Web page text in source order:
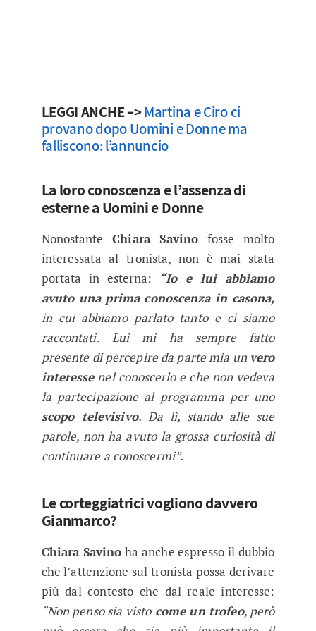
LEGGI ANCHE –>Martina e Ciro ci
provano dopo Uomini e Donne ma
falliscono: l’annuncio
La loro conoscenza e l’assenza di
esterne a Uomini e Donne
NonostanteChiara Savino fosse molto
interessata al tronista, non è mai stata
portata in esterna:
“Io e lui abbiamo
avuto una prima conoscenza in casona,
in cui abbiamo parlato tanto e ci siamo
raccontati. Lui mi ha sempre fatto
presente di percepire da parte mia un vero
interessenel conoscerlo e che non vedeva
la partecipazione al programma per uno
scopo televisivo. Da lì, stando alle sue
parole, non ha avuto la grossa curiosità di
continuare a conoscermi”.
Le corteggiatrici vogliono davvero
Gianmarco?
Chiara Savino ha anche espresso il dubbio
che l’attenzione sul tronista possa derivare
più dal contesto che dal reale interesse:
“Non penso sia vistocome un trofeo, però